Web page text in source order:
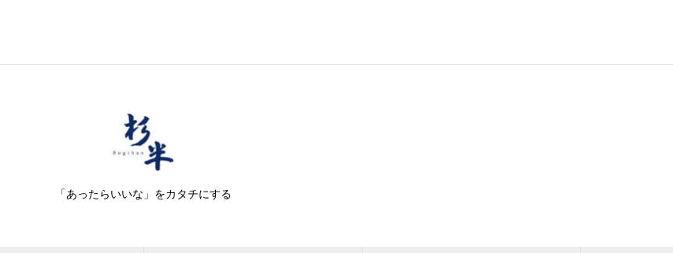
「あったらいいな」をカタチにする